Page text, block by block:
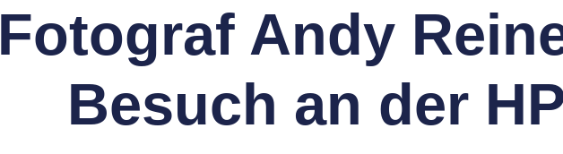
Fotograf Andy
Besuch an der